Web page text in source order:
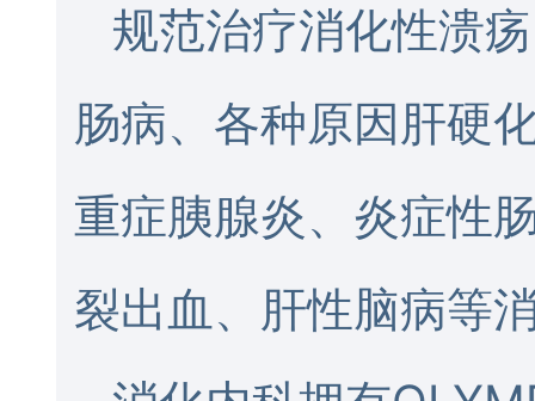
规范治疗消化性溃
肠病、各种原因肝硬
重症胰腺炎、炎症性
裂出血、肝性脑病等